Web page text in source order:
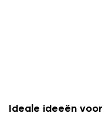
Ideale ideeën